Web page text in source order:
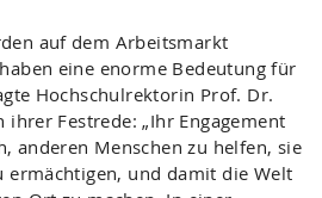
auf dem Arbeitsmarkt
eine enorme Bedeutung für
Hochschulrektorin Prof. Dr.
Festrede: „Ihr Engagement
anderen Menschen zu helfen, sie
ermächtigen, und damit die Welt